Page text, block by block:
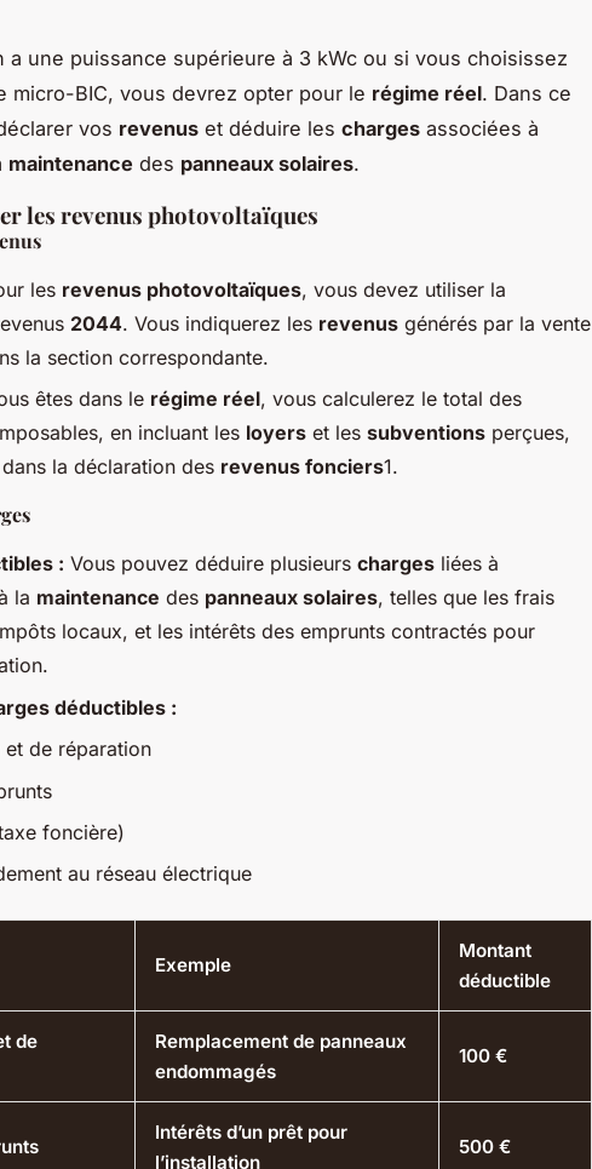
a une puissance supérieure à 3 kWc ou si vous choisissez
micro-BIC, vous devrez opter pour le régime réel. Dans ce
vos revenus et déduire les charges associées à
maintenance des panneaux solaires.
les revenus photovoltaïques
les revenus photovoltaïques, vous devez utiliser la
2044. Vous indiquerez les revenus générés par la vente
la section correspondante.
êtes dans le régime réel, vous calculerez le total des
en incluant les loyers et les subventions perçues,
la déclaration des revenus fonciers1.
: Vous pouvez déduire plusieurs charges liées à
la maintenance des panneaux solaires, telles que les frais
locaux, et les intérêts des emprunts contractés pour
déductibles :
et de réparation
foncière)
au réseau électrique
Exemple
Montant
déductible
de
Remplacement de panneaux
endommagés
100 €
Intérêts d’un prêt pour
l’installation
500 €